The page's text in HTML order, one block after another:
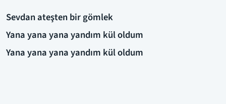
Sevdan ateşten bir gömlek
Yana yana yana yandım kül oldum
Yana yana yana yandım kül oldum